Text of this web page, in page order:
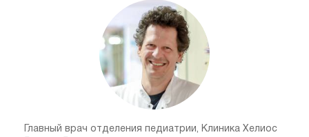
Главный врач отделения педиатрии, Клиника Хелиос